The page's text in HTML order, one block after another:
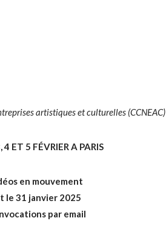
artistiques et culturelles (CCNEAC)
ET 5 FÉVRIER A PARIS
en mouvement
le 31 janvier 2025
par email